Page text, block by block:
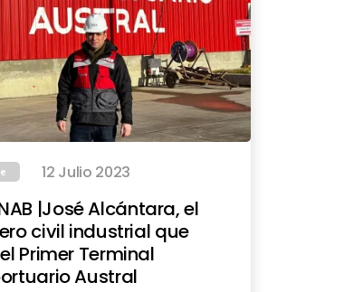
12 Julio 2023
|José Alcántara, el
civil industrial que
Primer Terminal
Austral